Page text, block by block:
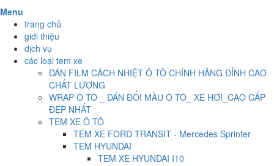
Menu
trang chủ
giới thiệu
dịch vụ
các loại tem xe
DÁN FILM CÁCH NHIỆT Ô TÔ CHÍNH HÃNG ĐỈNH CAO
CHẤT LƯỢNG
WRAP Ô TÔ _ DÁN ĐỔI MÀU Ô TÔ_ XE HƠI_CAO CẤP
ĐẸP NHẤT
TEM XE Ô TÔ
TEM XE FORD TRANSIT - Mercedes Sprinter
TEM HYUNDAI
TEM XE HYUNDAI I10